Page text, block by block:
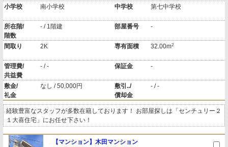
小学校
南小学校 中学校 第七中学校
所在階/
階数
- / 1階建 部屋番号 -
間取り 2K 専有面積 32.00m2
管理費/
共益費
- / - 保証金 -
敷金/
礼金
なし / 50,000円
敷引../
償却金
- / -
経験豊富なスタッフが多数在籍しております！ お部屋探しは「センチュリー２
１大喜住宅」にお任せ下さい！
【マンション】木田マンション